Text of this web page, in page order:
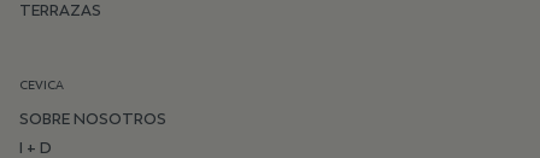
TERRAZAS
CEVICA
SOBRE NOSOTROS
I + D